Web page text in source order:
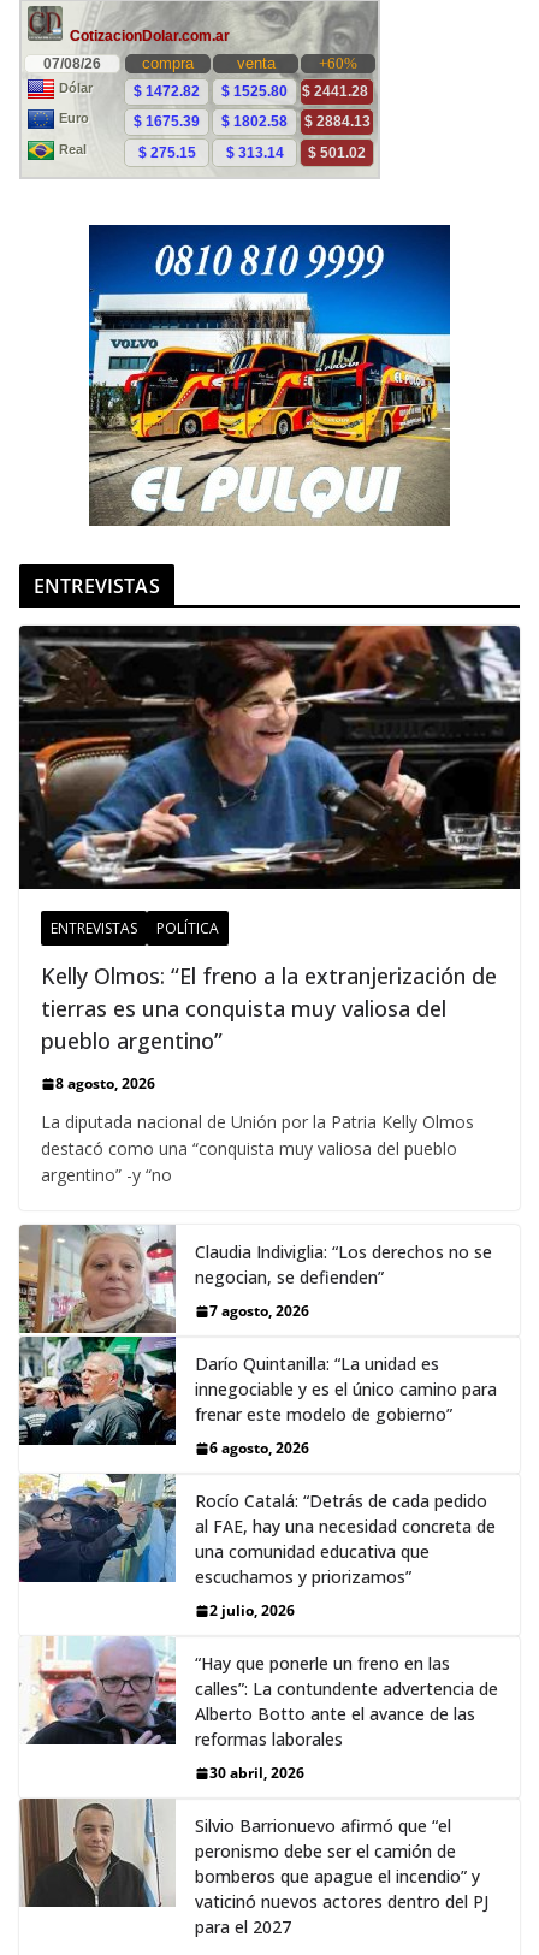
ENTREVISTAS
ENTREVISTAS POLÍTICA
Kelly Olmos: “El freno a la extranjerización de
tierras es una conquista muy valiosa del
pueblo argentino”
8 agosto, 2026
La diputada nacional de Unión por la Patria Kelly Olmos
destacó como una “conquista muy valiosa del pueblo
argentino” -y “no
Claudia Indiviglia: “Los derechos no se
negocian, se defienden”
7 agosto, 2026
Darío Quintanilla: “La unidad es
innegociable y es el único camino para
frenar este modelo de gobierno”
6 agosto, 2026
Rocío Catalá: “Detrás de cada pedido
al FAE, hay una necesidad concreta de
una comunidad educativa que
escuchamos y priorizamos”
2 julio, 2026
“Hay que ponerle un freno en las
calles”: La contundente advertencia de
Alberto Botto ante el avance de las
reformas laborales
30 abril, 2026
Silvio Barrionuevo afirmó que “el
peronismo debe ser el camión de
bomberos que apague el incendio” y
vaticinó nuevos actores dentro del PJ
para el 2027